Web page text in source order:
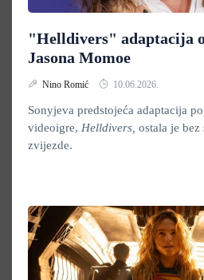
"Helldivers" adaptacija
Jasona Momoe
Nino Romić 10.06.2026.
Sonyjeva predstojeća adaptacija
videoigre, Helldivers, ostala je
zvijezde.